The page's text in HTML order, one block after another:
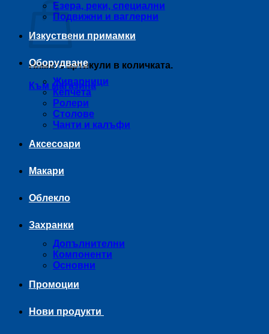
Нямате артикули в количката.
Към магазина
Езера, реки, специални
Подвижни и ваглерни
Изкуствени примамки
Оборудване
Живарници
Кепчета
Ролери
Столове
Чанти и калъфи
Аксесоари
Макари
Облекло
Захранки
Допълнителни
Компоненти
Основни
Промоции
Нови продукти